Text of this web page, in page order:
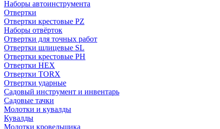
Наборы автоинструмента
Отвертки
Отвертки крестовые PZ
Наборы отвёрток
Отвертки для точных работ
Отвертки шлицевые SL
Отвертки крестовые PH
Отвертки HEX
Отвертки TORX
Отвертки ударные
Садовый инструмент и инвентарь
Садовые тачки
Молотки и кувалды
Кувалды
Молотки кровельщика